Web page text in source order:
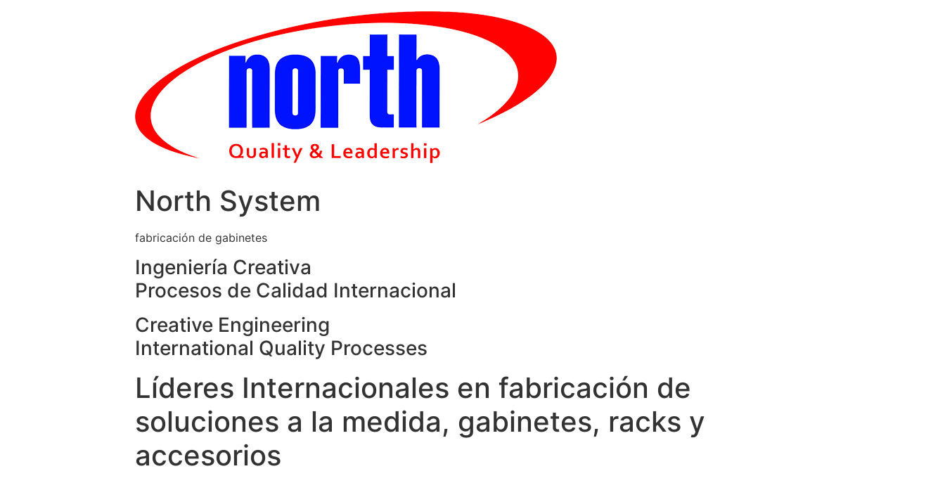
North System
fabricación de gabinetes
Ingeniería Creativa
Procesos de Calidad Internacional
Creative Engineering
International Quality Processes
Líderes Internacionales en fabricación de
soluciones a la medida, gabinetes, racks y
accesorios